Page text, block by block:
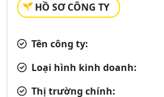
HỒ SƠ CÔNG TY
Tên công ty:
Loại hình kinh doanh:
Thị trường chính: